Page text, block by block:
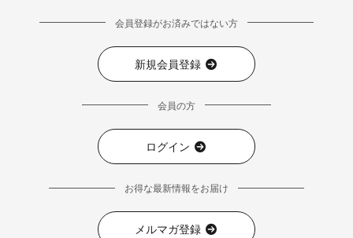
会員登録がお済みではない方
新規会員登録
会員の方
ログイン
お得な最新情報をお届け
メルマガ登録